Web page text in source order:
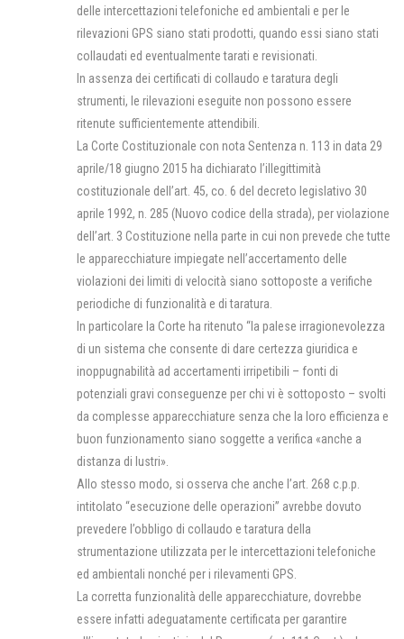
delle intercettazioni telefoniche ed ambientali e per le
rilevazioni GPS siano stati prodotti, quando essi siano stati
collaudati ed eventualmente tarati e revisionati.
In assenza dei certificati di collaudo e taratura degli
strumenti, le rilevazioni eseguite non possono essere
ritenute sufficientemente attendibili.
La Corte Costituzionale con nota Sentenza n. 113 in data 29
aprile/18 giugno 2015 ha dichiarato l’illegittimità
costituzionale dell’art. 45, co. 6 del decreto legislativo 30
aprile 1992, n. 285 (Nuovo codice della strada), per violazione
dell’art. 3 Costituzione nella parte in cui non prevede che tutte
le apparecchiature impiegate nell’accertamento delle
violazioni dei limiti di velocità siano sottoposte a verifiche
periodiche di funzionalità e di taratura.
In particolare la Corte ha ritenuto “la palese irragionevolezza
di un sistema che consente di dare certezza giuridica e
inoppugnabilità ad accertamenti irripetibili – fonti di
potenziali gravi conseguenze per chi vi è sottoposto – svolti
da complesse apparecchiature senza che la loro efficienza e
buon funzionamento siano soggette a verifica «anche a
distanza di lustri».
Allo stesso modo, si osserva che anche l’art. 268 c.p.p.
intitolato “esecuzione delle operazioni” avrebbe dovuto
prevedere l’obbligo di collaudo e taratura della
strumentazione utilizzata per le intercettazioni telefoniche
ed ambientali nonché per i rilevamenti GPS.
La corretta funzionalità delle apparecchiature, dovrebbe
essere infatti adeguatamente certificata per garantire